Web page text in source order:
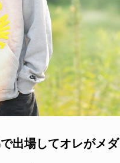
出場してオレがメダ